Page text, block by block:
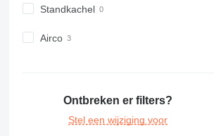
Standkachel
Airco
Ontbreken er filters?
Stel een wijziging voor